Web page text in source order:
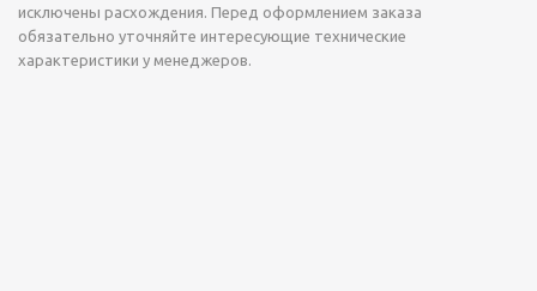
исключены расхождения. Перед оформлением заказа
обязательно уточняйте интересующие технические
характеристики у менеджеров.